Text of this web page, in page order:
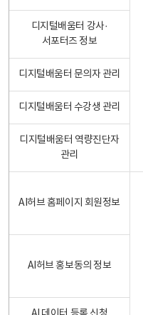
디지털배움터 강사·
서포터즈 정보
디지털배움터 문의자 관리
디지털배움터 수강생 관리
디지털배움터 역량진단자
관리
AI허브 홈페이지 회원정보
AI허브 홍보동의 정보